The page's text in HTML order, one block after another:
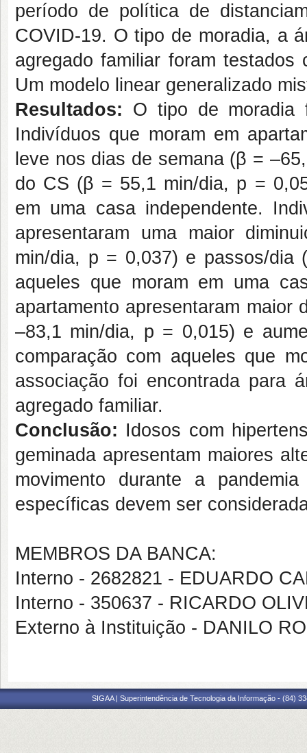
período de política de
COVID-19. O tipo de moradia, a
agregado familiar foram
Um modelo linear generalizado
Resultados: O tipo de moradia
Indivíduos que moram em
leve nos dias de semana (β =
do CS (β = 55,1 min/dia, p =
em uma casa independente.
apresentaram uma maior
min/dia, p = 0,037) e passos/dia
aqueles que moram em uma
apartamento apresentaram
–83,1 min/dia, p = 0,015) e
comparação com aqueles que
associação foi encontrada para
agregado familiar.
Conclusão: Idosos com
geminada apresentam maiores
movimento durante a
específicas devem ser
MEMBROS DA BANCA:
Interno - 2682821 - EDUARDO
Interno - 350637 - RICARDO
Externo à Instituição - DANILO
SIGAA | Superintendência de Tecnologia da Informação - (84)